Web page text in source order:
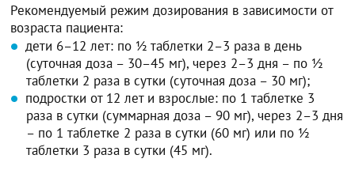
Рекомендуемый режим дозирования в зависимости от
возраста пациента:
дети 6–12 лет: по ½ таблетки 2–3 раза в день
(суточная доза – 30–45 мг), через 2–3 дня – по ½
таблетки 2 раза в сутки (суточная доза – 30 мг);
подростки от 12 лет и взрослые: по 1 таблетке 3
раза в сутки (суммарная доза – 90 мг), через 2–3 дня
– по 1 таблетке 2 раза в сутки (60 мг) или по ½
таблетки 3 раза в сутки (45 мг).